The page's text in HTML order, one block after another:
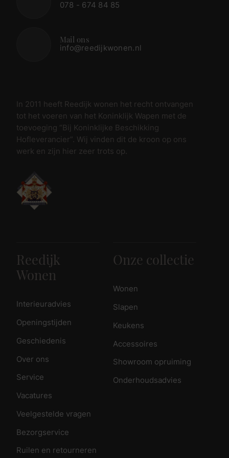
078 - 674 84 85
Mail ons
info@reedijkwonen.nl
In 2011 heeft Reedijk wonen het recht ontvangen
tot het voeren van het Koninklijk Wapen met de
toevoeging “Bij Koninklijke Beschikking
Hofleverancier”. Wij vinden dit de kroon op ons
werk en zijn hier zeer trots op.
Reedijk
Wonen
Interieuradvies
Openingstijden
Geschiedenis
Over ons
Service
Vacatures
Veelgestelde vragen
Bezorgservice
Ruilen en retourneren
Onze collectie
Wonen
Slapen
Keukens
Accessoires
Showroom opruiming
Onderhoudsadvies